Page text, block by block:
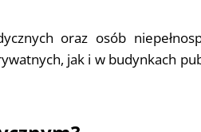
oraz osób
jak i w budynkach